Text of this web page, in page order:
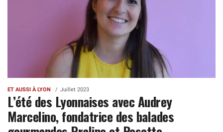
ET AUSSI À LYON Juillet 2023
L’été des Lyonnaises avec Audrey
Marcelino, fondatrice des balades